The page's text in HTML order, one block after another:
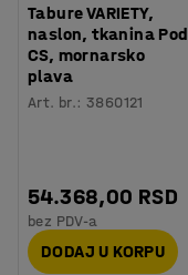
Tabure VARIETY,
naslon, tkanina Pod
CS, mornarsko
plava
Art. br.:3860121
54.368,00 RSD
bez PDV-a
DODAJ U KORPU